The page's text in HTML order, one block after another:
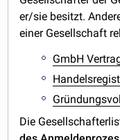
er/sie besitzt.
einer Gesellschaft
GmbH
Die